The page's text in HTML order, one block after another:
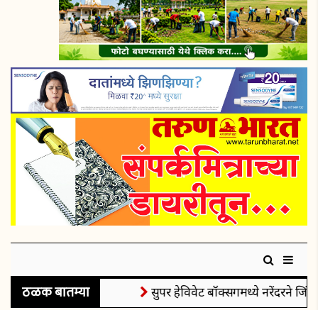
ठळक बातम्या सुपर हेविवेट बॉक्सिंगमध्ये नरेंदरने